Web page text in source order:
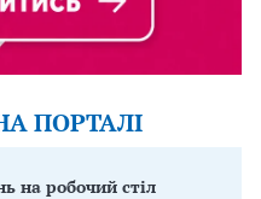
ПОРТАЛІ
на робочий стіл